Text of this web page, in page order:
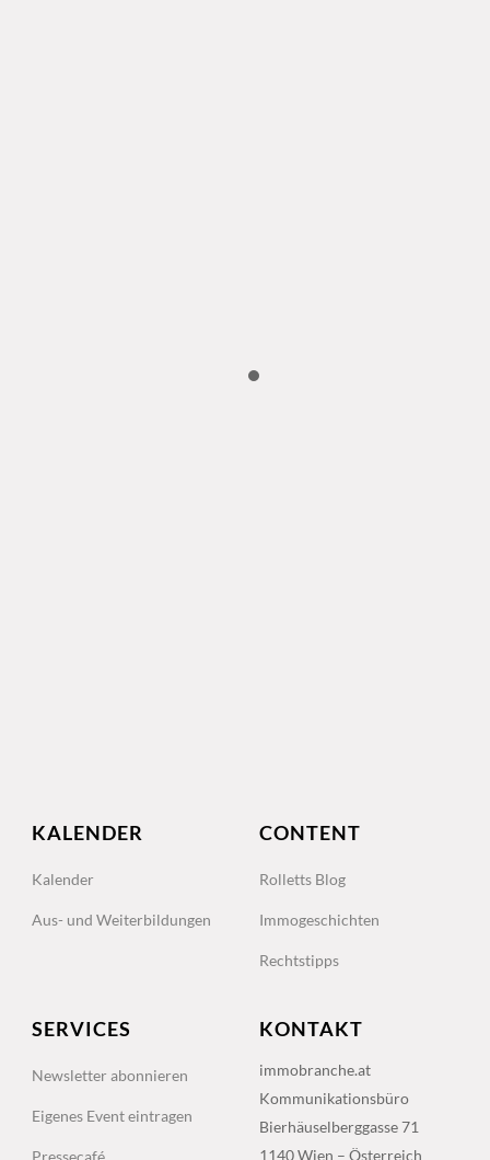
KALENDER
Kalender
Aus- und Weiterbildungen
CONTENT
Rolletts Blog
Immogeschichten
Rechtstipps
SERVICES
Newsletter abonnieren
Eigenes Event eintragen
KONTAKT
immobranche.at
Kommunikationsbüro
Bierhäuselberggasse 71
1140 Wien – Österreich